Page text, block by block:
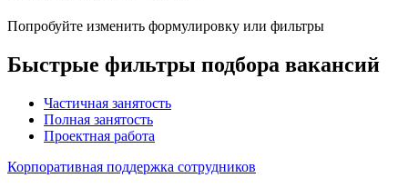
Попробуйте изменить формулировку или фильтры
Быстрые фильтры подбора вакансий
Частичная занятость
Полная занятость
Проектная работа
Корпоративная поддержка сотрудников